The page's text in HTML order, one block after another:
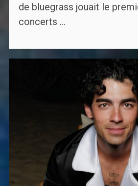
de bluegrass jouait le
concerts ...